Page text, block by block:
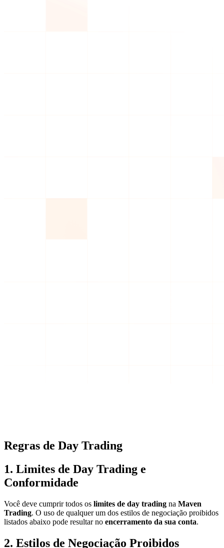
Regras de Day Trading
1. Limites de Day Trading e
Conformidade
Você deve cumprir todos os limites de day trading na Maven
Trading. O uso de qualquer um dos estilos de negociação proibidos
listados abaixo pode resultar no encerramento da sua conta.
2. Estilos de Negociação Proibidos